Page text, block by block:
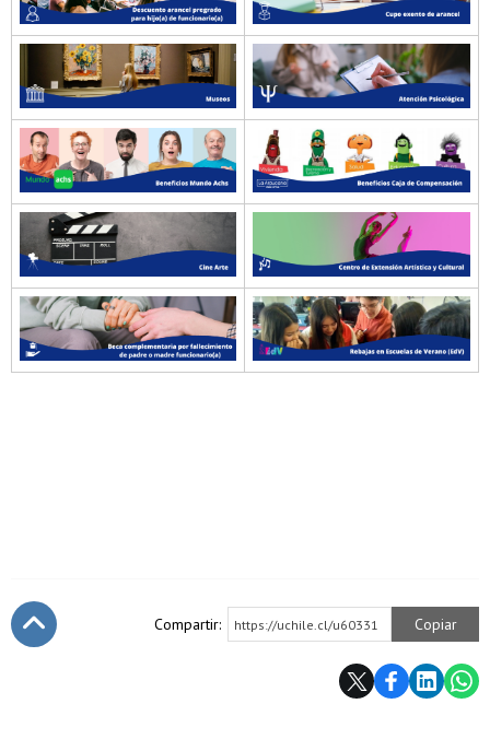
Compartir: https://uchile.cl/u60331 Copiar